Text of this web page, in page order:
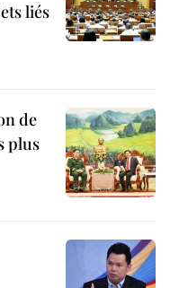
liés
de
plus